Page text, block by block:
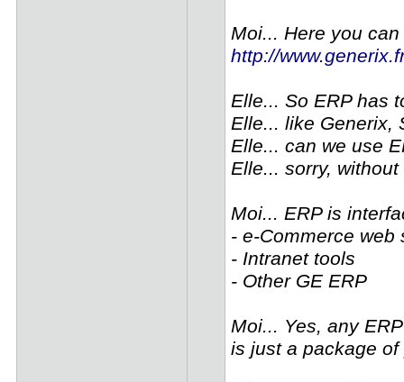
Moi... Here you
http://
Elle... So ERP has
Elle... like Generix,
Elle... can we use
Elle... sorry, without
Moi... ERP is
- e-Commerce web
- Intranet tools
- Other GE ERP
Moi... Yes, any
is just a package